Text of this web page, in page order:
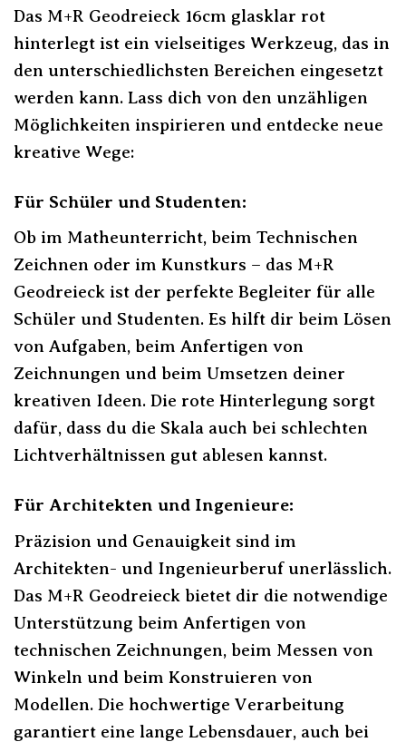
Das M+R Geodreieck 16cm glasklar rot
hinterlegt ist ein vielseitiges Werkzeug, das in
den unterschiedlichsten Bereichen eingesetzt
werden kann. Lass dich von den unzähligen
Möglichkeiten inspirieren und entdecke neue
kreative Wege:
Für Schüler und Studenten:
Ob im Matheunterricht, beim Technischen
Zeichnen oder im Kunstkurs – das M+R
Geodreieck ist der perfekte Begleiter für alle
Schüler und Studenten. Es hilft dir beim Lösen
von Aufgaben, beim Anfertigen von
Zeichnungen und beim Umsetzen deiner
kreativen Ideen. Die rote Hinterlegung sorgt
dafür, dass du die Skala auch bei schlechten
Lichtverhältnissen gut ablesen kannst.
Für Architekten und Ingenieure:
Präzision und Genauigkeit sind im
Architekten- und Ingenieurberuf unerlässlich.
Das M+R Geodreieck bietet dir die notwendige
Unterstützung beim Anfertigen von
technischen Zeichnungen, beim Messen von
Winkeln und beim Konstruieren von
Modellen. Die hochwertige Verarbeitung
garantiert eine lange Lebensdauer, auch bei